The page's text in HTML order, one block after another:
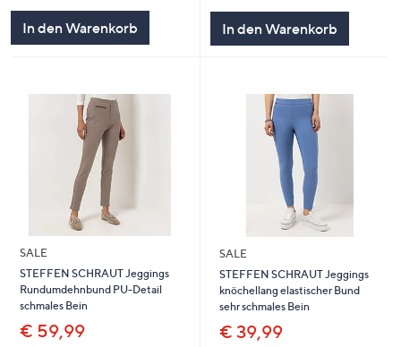
In den Warenkorb In den Warenkorb
SALE
STEFFEN SCHRAUT Jeggings
Rundumdehnbund PU-Detail
schmales Bein
€ 59,99
SALE
STEFFEN SCHRAUT Jeggings
knöchellang elastischer Bund
sehr schmales Bein
€ 39,99